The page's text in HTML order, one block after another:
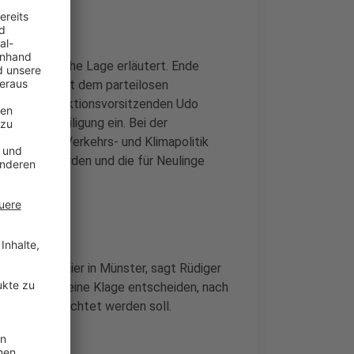
Lage erläutert. Ende
mit dem parteilosen
Ratsfraktionsvorsitzenden Udo
ein. Bei der
, Verkehrs- und Klimapolitik
zu werden und die für Neulinge
hier in Münster, sagt Rüdiger
über eine Klage entscheiden, nach
verzichtet werden soll.